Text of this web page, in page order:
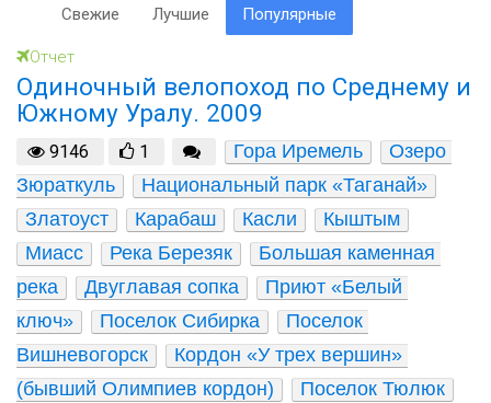
Свежие Лучшие Популярные
Отчет
Одиночный велопоход по Среднему и
Южному Уралу. 2009
9146 1 Гора Иремель
Озеро
Зюраткуль
Национальный парк «Таганай»
Златоуст
Карабаш Касли
Кыштым
Миасс
Река Березяк
Большая каменная
река
Двуглавая сопка
Приют «Белый
ключ»
Поселок Сибирка
Поселок
Вишневогорск
Кордон «У трех вершин»
(бывший Олимпиев кордон)
Поселок Тюлюк